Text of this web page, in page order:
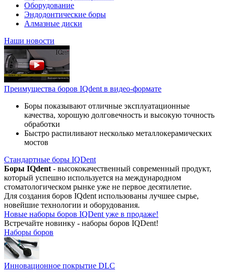
Оборудование
Эндодонтические боры
Алмазные диски
Наши новости
Преимущества боров IQdent в видео-формате
Боры показывают отличные эксплуатационные
качества, хорошую долговечность и высокую точность
обработки
Быстро распиливают несколько металлокерамических
мостов
Стандартные боры IQDent
Боры IQdent - высококачественный современный продукт,
который успешно используется на международном
стоматологическом рынке уже не первое десятилетие.
Для создания боров IQdent использованы лучшее сырье,
новейшие технологии и оборудования.
Новые наборы боров IQDent уже в продаже!
Встречайте новинку - наборы боров IQDent!
Наборы боров
Инновационное покрытие DLC